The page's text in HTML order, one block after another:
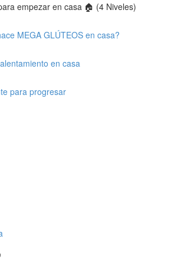
empezar en casa 🏠 (4 Niveles)
MEGA GLÚTEOS en casa?
en casa
para progresar